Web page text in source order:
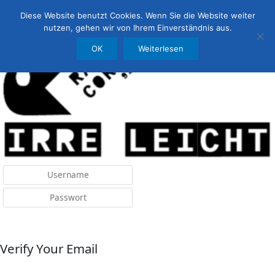
Verify Your Email
Diese Website benutzt Cookies. Wenn Sie die Website weiter
nutzen, gehen wir von Ihrem Einverständnis aus.
OK Weiterlesen